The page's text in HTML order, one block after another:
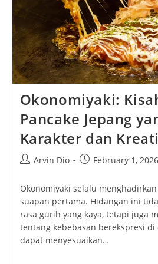
Okonomiyaki:
Pancake Jepang
Karakter dan
PostArvin Dio
PostFebruary 1, 2026
Okonomiyaki selalu
suapan pertama. Hidangan ini
rasa gurih yang kaya, tetapi juga
tentang kebebasan berekspresi
dapat menyesuaikan…